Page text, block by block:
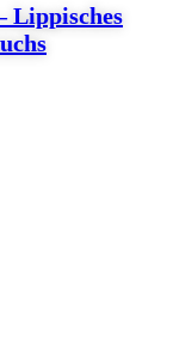
Lippisches